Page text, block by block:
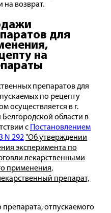
на возврат.
для
на
препаратов для
по рецепту
осуществляется в г.
области в
с Постановлением
N 292 "Об утверждении
эксперимента по
лекарственными
применения,
препарат,
препарата, отпускаемого